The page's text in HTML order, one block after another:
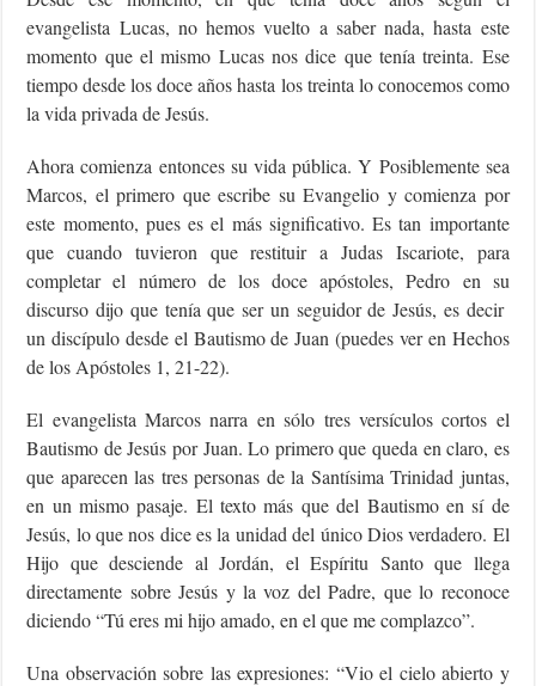
evangelista Lucas, no hemos vuelto a saber nada, hasta este
momento que el mismo Lucas nos dice que tenía treinta. Ese
tiempo desde los doce años hasta los treinta lo conocemos como
la vida privada de Jesús.
Ahora comienza entonces su vida pública. Y Posiblemente sea
Marcos, el primero que escribe su Evangelio y comienza por
este momento, pues es el más significativo. Es tan importante
que cuando tuvieron que restituir a Judas Iscariote, para
completar el número de los doce apóstoles, Pedro en su
discurso dijo que tenía que ser un seguidor de Jesús, es decir
un discípulo desde el Bautismo de Juan (puedes ver en Hechos
de los Apóstoles 1, 21-22).
El evangelista Marcos narra en sólo tres versículos cortos el
Bautismo de Jesús por Juan. Lo primero que queda en claro, es
que aparecen las tres personas de la Santísima Trinidad juntas,
en un mismo pasaje. El texto más que del Bautismo en sí de
Jesús, lo que nos dice es la unidad del único Dios verdadero. El
Hijo que desciende al Jordán, el Espíritu Santo que llega
directamente sobre Jesús y la voz del Padre, que lo reconoce
diciendo “Tú eres mi hijo amado, en el que me complazco”.
Una observación sobre las expresiones: “Vio el cielo abierto y